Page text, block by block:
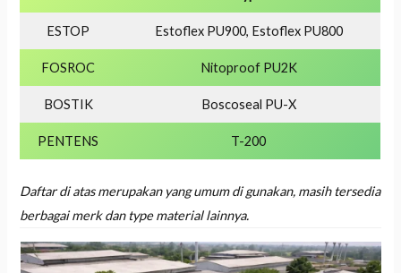
ESTOP Estoflex PU900, Estoflex PU800
FOSROC Nitoproof PU2K
BOSTIK Boscoseal PU-X
PENTENS T-200
Daftar di atas merupakan yang umum di gunakan, masih tersedia
berbagai merk dan type material lainnya.